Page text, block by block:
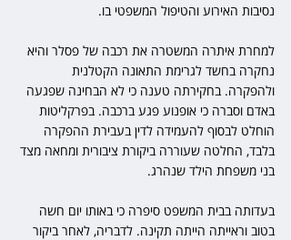
נסיבות האירוע והטיפול המשפטי בו.
למחרת איתרה המשטרה את רכבה של פסלר והיא
נחקרה בחשד לגרימת התאונה הקטלנית
ולהפקרה. בחקירתה טענה כי לא הבחינה שפגעה
באדם וסברה כי אופנוע פגע ברכבה. בפרקליטות
הוחלט לבסוף להעמידה לדין בעבירת ההפקרה
בלבד, החלטה שעוררה ביקורת ציבורית ומחאה מצד
בני משפחת הילד שנהרג.
בעדותה בבית המשפט סיפרה כי באותו יום חשה
בטוב וראייתה הייתה תקינה. לדבריה, לאחר ביקור